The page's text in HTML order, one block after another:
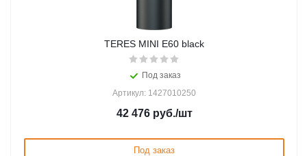
TERES MINI E60 black
Под заказ
Артикул: 1427010250
42 476руб./шт
Под заказ